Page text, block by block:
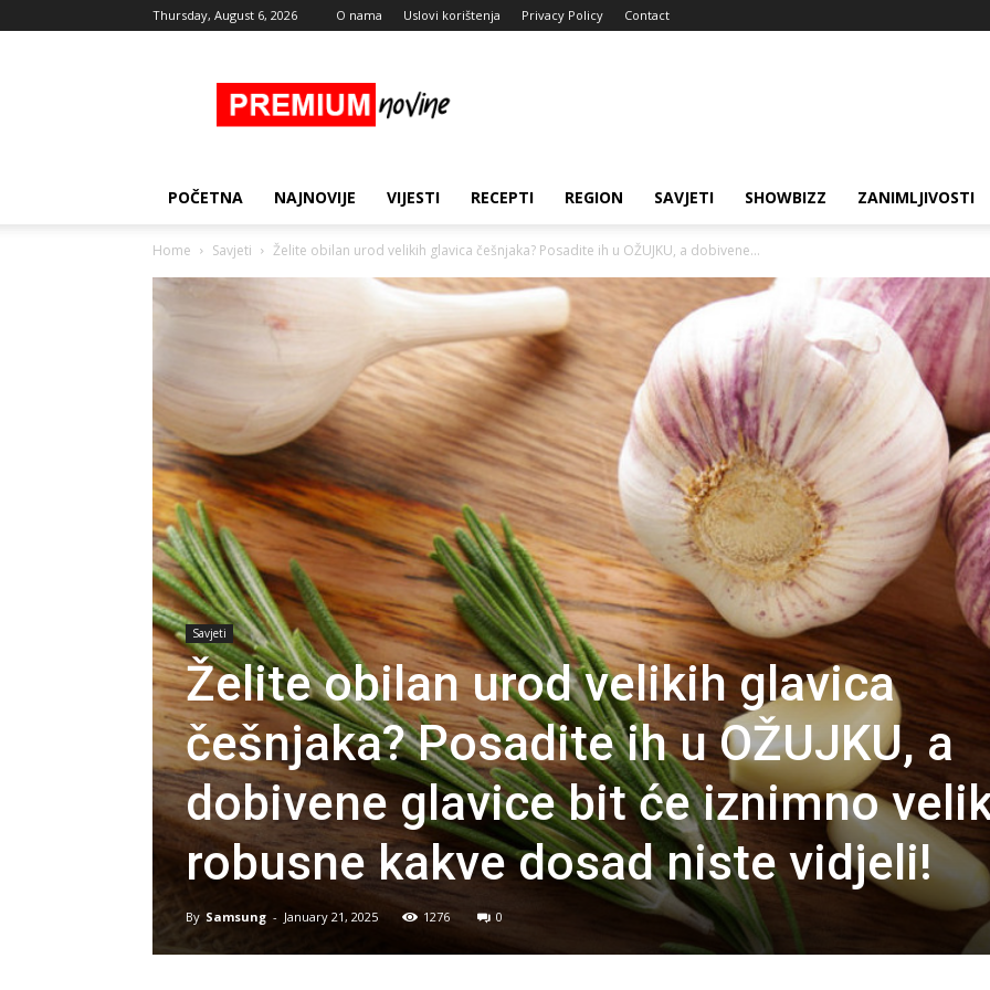
Thursday, August 6, 2026 O nama Uslovi korištenja Privacy Policy Contact
Novine
POČETNA NAJNOVIJE VIJESTI RECEPTI REGION SAVJETI SHOWBIZZ ZANIMLJIVOSTI
Home Savjeti Želite obilan urod velikih glavica češnjaka? Posadite ih u OŽUJKU, a dobivene...
Savjeti
Želite obilan urod velikih glavica
češnjaka? Posadite ih u OŽUJKU, a
dobivene glavice bit će iznimno
robusne kakve dosad niste vidjeli!
By Samsung - January 21, 2025 1276 0